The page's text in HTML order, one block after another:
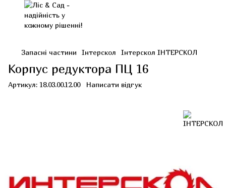
Запасні частини Інтерскол Інтерскол ІНТЕРСКОЛ
Корпус редуктора ПЦ 16
Артикул: 18.03.00.12.00 Написати відгук